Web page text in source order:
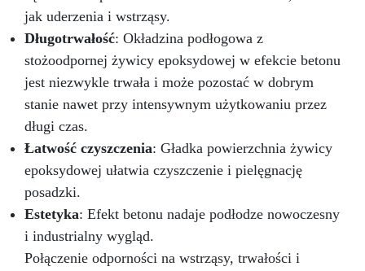
jak uderzenia i wstrząsy.
Długotrwałość: Okładzina podłogowa z
stożoodpornej żywicy epoksydowej w efekcie betonu
jest niezwykle trwała i może pozostać w dobrym
stanie nawet przy intensywnym użytkowaniu przez
długi czas.
Łatwość czyszczenia: Gładka powierzchnia żywicy
epoksydowej ułatwia czyszczenie i pielęgnację
posadzki.
Estetyka: Efekt betonu nadaje podłodze nowoczesny
i industrialny wygląd.
Połączenie odporności na wstrząsy, trwałości i